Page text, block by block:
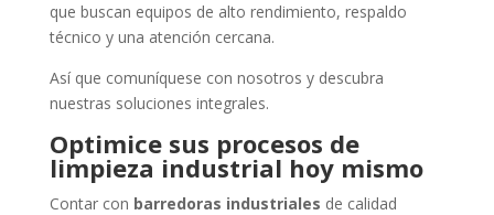
que buscan equipos de alto rendimiento, respaldo
técnico y una atención cercana.
Así que comuníquese con nosotros y descubra
nuestras soluciones integrales.
Optimice sus procesos de
limpieza industrial hoy mismo
Contar con barredoras industriales de calidad